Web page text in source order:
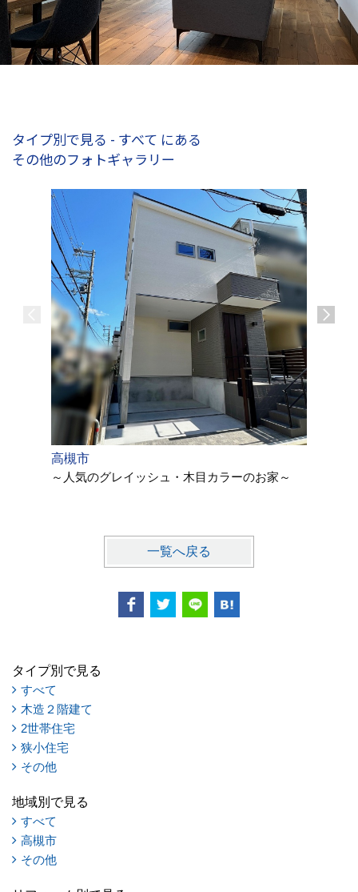
タイプ別で見る - すべて にある
その他のフォトギャラリー
高槻市
～人気のグレイッシュ・木目カラーのお家～
一覧へ戻る
タイプ別で見る
すべて
木造２階建て
2世帯住宅
狭小住宅
その他
地域別で見る
すべて
高槻市
その他